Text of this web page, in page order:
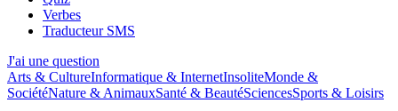
Verbes
Traducteur SMS
J'ai une question
Arts & CultureInformatique & InternetInsoliteMonde &
SociétéNature & AnimauxSanté & BeautéSciencesSports & Loisirs